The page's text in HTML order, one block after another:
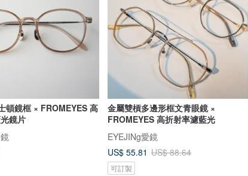
頓鏡框 × FROMEYES 高
鏡片
金屬雙槓多邊形框文青眼鏡 ×
FROMEYES 高折射率濾藍光
EYEJINg愛鏡
US$ 55.81 US$ 88.64
可訂製